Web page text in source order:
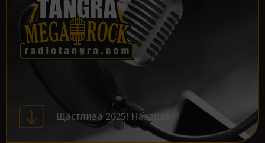
Щастлива 2025! Наздраве!